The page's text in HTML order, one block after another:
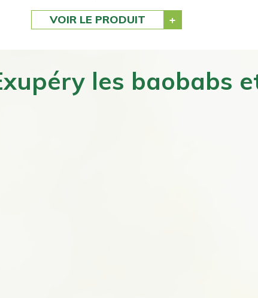
VOIR LE PRODUIT
les baobabs